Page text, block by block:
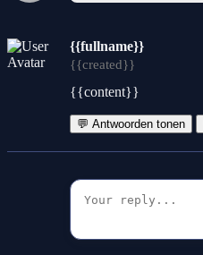
{{fullname}}
{{created}}
{{content}}
💬 Antwoorden tonen